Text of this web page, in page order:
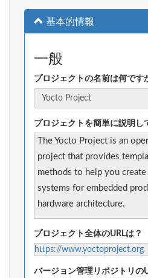
基本的情報
一般
プロジェクトの名前は何です
プロジェクトを簡単に説明し
The Yocto Project is an
project that provides
methods to help you
systems for embedded
hardware architecture.
プロジェクト全体のURLは？
https://www.yoctoproject.org
バージョン管理リポジトリの